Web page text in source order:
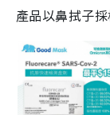
產品以鼻拭子